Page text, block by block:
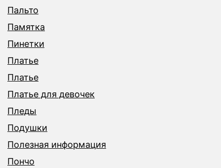
Пальто
Памятка
Пинетки
Платье
Платье
Платье для девочек
Пледы
Подушки
Полезная информация
Пончо